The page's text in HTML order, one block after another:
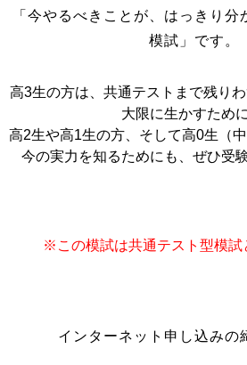
「今やるべきことが、はっきり
模試」です。
高3生の方は、共通テストまで残り
大限に生かすために
高2生や高1生の方、そして高0生（
今の実力を知るためにも、ぜひ受
※この模試は共通テスト型模
インターネット申し込みの